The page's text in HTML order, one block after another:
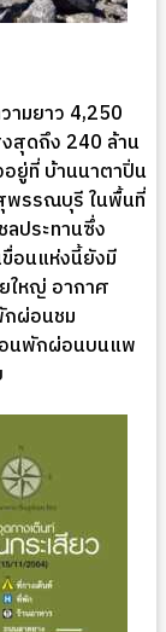
ามยาว 4,250
สุดถึง 240 ล้าน
ยู่ที่ บ้านนาตาปิ่น
พรรณบุรี ในพื้นที่
ประทานซึ่ง
ขื่อนแห่งนี้ยังมี
ใหญ่ อากาศ
กผ่อนชม
อนพักผ่อนบนแพ